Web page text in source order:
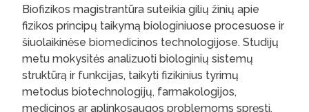
Biofizikos magistrantūra suteikia gilių žinių apie
fizikos principų taikymą biologiniuose procesuose ir
šiuolaikinėse biomedicinos technologijose. Studijų
metu mokysitės analizuoti biologinių sistemų
struktūrą ir funkcijas, taikyti fizikinius tyrimų
metodus biotechnologijų, farmakologijos,
medicinos ar aplinkosaugos problemoms spręsti.